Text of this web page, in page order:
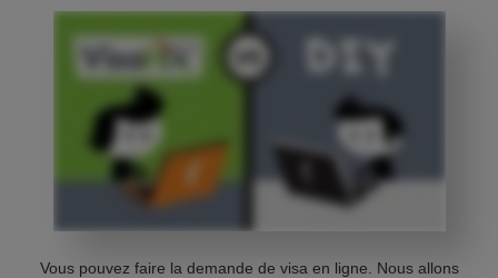
Vous pouvez faire la demande de visa en ligne. Nous allons